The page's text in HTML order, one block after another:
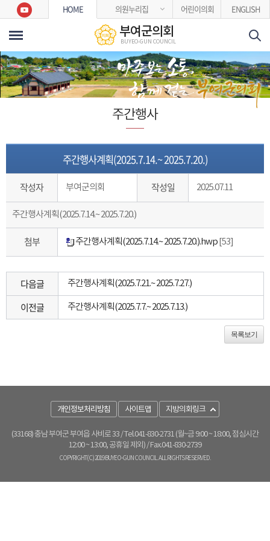
본문바로가기
부여군의회
BUYEO-GUN COUNCIL
HOME 의원누리집 어린이의회 ENGLISH
주간행사
주간행사계획(2025.7.14.~ 2025.7.20.)
작성자 부여군의회 작성일 2025.07.11
주간행사계획(2025.7.14.~ 2025.7.20.)
첨부 주간행사계획(2025.7.14.~ 2025.7.20.).hwp [53]
다음글 주간행사계획(2025.7.21.~ 2025.7.27.)
이전글 주간행사계획(2025.7.7.~ 2025.7.13.)
목록보기
개인정보처리방침 사이트맵 지방의회링크
(33168) 충남 부여군 부여읍 사비로 33/ Tel.041-830-2731 (월~금 9:00 ~ 18:00, 점심시간
12:00 ~ 13:00, 공휴일 제외) / Fax.041-830-2739
COPYRIGHT(C) 2019 BUYEO-GUN COUNCIL. ALL RIGHTS RESERVED.